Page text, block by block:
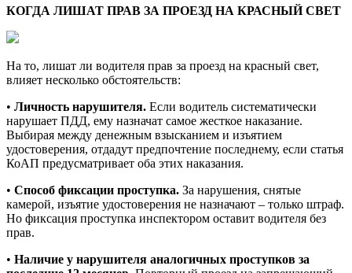
КОГДА ЛИШАТ ПРАВ ЗА ПРОЕЗД НА КРАСНЫЙ СВЕТ
На то, лишат ли водителя прав за проезд на красный свет,
влияет несколько обстоятельств:
• Личность нарушителя. Если водитель систематически
нарушает ПДД, ему назначат самое жесткое наказание.
Выбирая между денежным взысканием и изъятием
удостоверения, отдадут предпочтение последнему, если статья
КоАП предусматривает оба этих наказания.
• Способ фиксации проступка. За нарушения, снятые
камерой, изъятие удостоверения не назначают – только штраф.
Но фиксация проступка инспектором оставит водителя без
прав.
• Наличие у нарушителя аналогичных проступков за